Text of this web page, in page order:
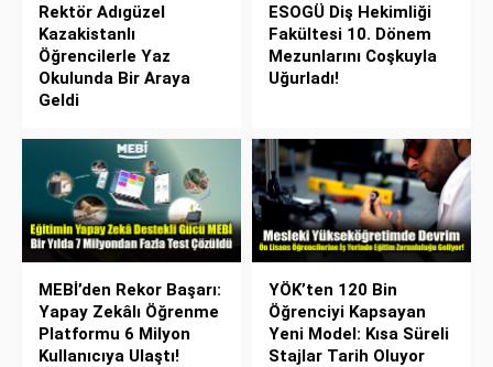
Rektör Adıgüzel
Kazakistanlı
Öğrencilerle Yaz
Okulunda Bir Araya
Geldi
ESOGÜ Diş Hekimliği
Fakültesi 10. Dönem
Mezunlarını Coşkuyla
Uğurladı!
MEBİ’den Rekor Başarı:
Yapay Zekâlı Öğrenme
Platformu 6 Milyon
Kullanıcıya Ulaştı!
YÖK’ten 120 Bin
Öğrenciyi Kapsayan
Yeni Model: Kısa Süreli
Stajlar Tarih Oluyor